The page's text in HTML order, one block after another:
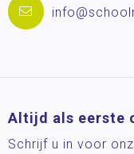
Altijd als eerste
Schrijf u in voor